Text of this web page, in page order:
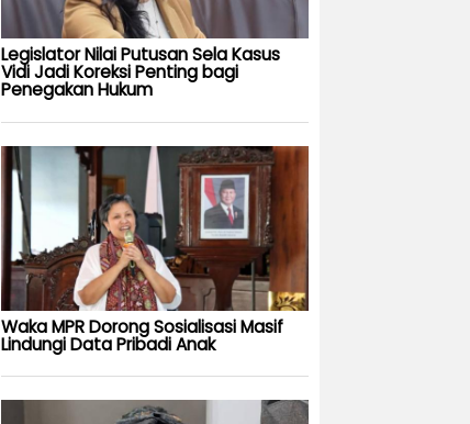
Legislator Nilai Putusan Sela Kasus
Vidi Jadi Koreksi Penting bagi
Penegakan Hukum
Waka MPR Dorong Sosialisasi Masif
Lindungi Data Pribadi Anak